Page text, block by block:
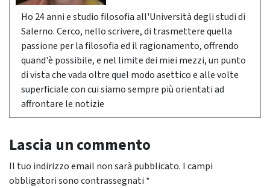
Ho 24 anni e studio filosofia all'Università degli studi di
Salerno. Cerco, nello scrivere, di trasmettere quella
passione per la filosofia ed il ragionamento, offrendo
quand'è possibile, e nel limite dei miei mezzi, un punto
di vista che vada oltre quel modo asettico e alle volte
superficiale con cui siamo sempre più orientati ad
affrontare le notizie
Lascia un commento
Il tuo indirizzo email non sarà pubblicato. I campi
obbligatori sono contrassegnati *